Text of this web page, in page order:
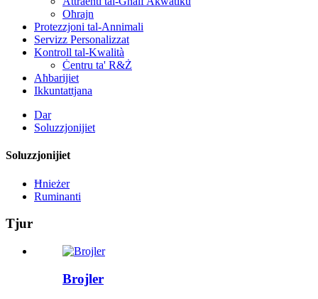
Oħrajn
Protezzjoni tal-Annimali
Servizz Personalizzat
Kontroll tal-Kwalità
Ċentru ta' R&Ż
Aħbarijiet
Ikkuntattjana
Dar
Soluzzjonijiet
Soluzzjonijiet
Ħnieżer
Ruminanti
Tjur
Brojler